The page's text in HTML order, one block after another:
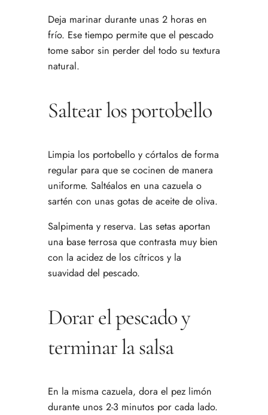
Deja marinar durante unas 2 horas en
frío. Ese tiempo permite que el pescado
tome sabor sin perder del todo su textura
natural.
Saltear los portobello
Limpia los portobello y córtalos de forma
regular para que se cocinen de manera
uniforme. Saltéalos en una cazuela o
sartén con unas gotas de aceite de oliva.
Salpimenta y reserva. Las setas aportan
una base terrosa que contrasta muy bien
con la acidez de los cítricos y la
suavidad del pescado.
Dorar el pescado y
terminar la salsa
En la misma cazuela, dora el pez limón
durante unos 2-3 minutos por cada lado.